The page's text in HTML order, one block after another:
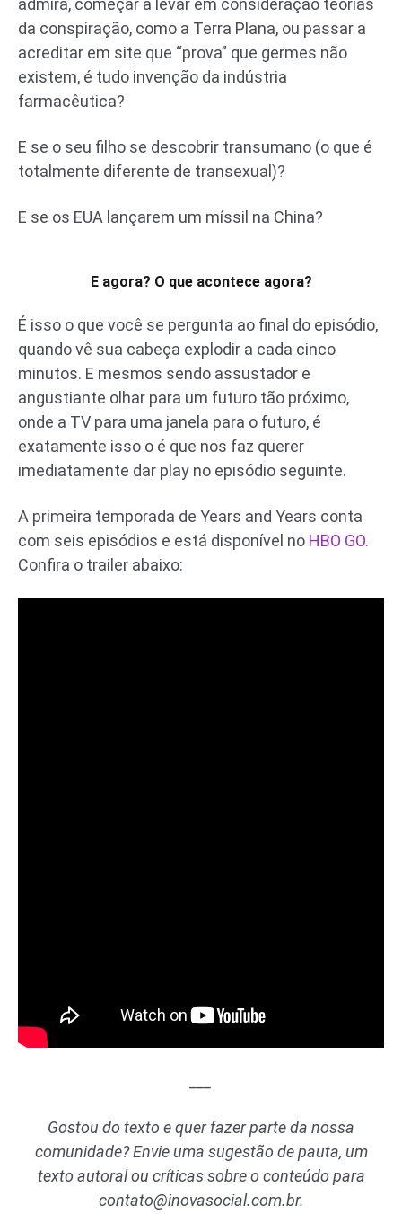
da conspiração, como a Terra Plana, ou passar a
acreditar em site que “prova” que germes não
existem, é tudo invenção da indústria
farmacêutica?
E se o seu filho se descobrir transumano (o que é
totalmente diferente de transexual)?
E se os EUA lançarem um míssil na China?
E agora? O que acontece agora?
É isso o que você se pergunta ao final do episódio,
quando vê sua cabeça explodir a cada cinco
minutos. E mesmos sendo assustador e
angustiante olhar para um futuro tão próximo,
onde a TV para uma janela para o futuro, é
exatamente isso o é que nos faz querer
imediatamente dar play no episódio seguinte.
A primeira temporada de Years and Years conta
com seis episódios e está disponível no HBO GO.
Confira o trailer abaixo:
Gostou do texto e quer fazer parte da nossa
comunidade? Envie uma sugestão de pauta, um
texto autoral ou críticas sobre o conteúdo para
contato@inovasocial.com.br.